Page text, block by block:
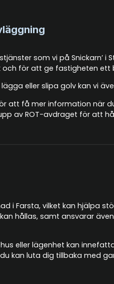
som vi på
och för att ge fastigheten ett
eller slipa golv kan vi
att få mer information när
av ROT-avdraget för att
i Farsta, vilket kan hjälpa
hållas, samt ansvarar
eller lägenhet kan
kan luta dig tillbaka med